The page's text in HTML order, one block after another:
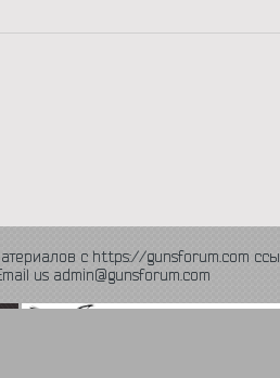
с https://gunsforum.com
us admin@gunsforum.com